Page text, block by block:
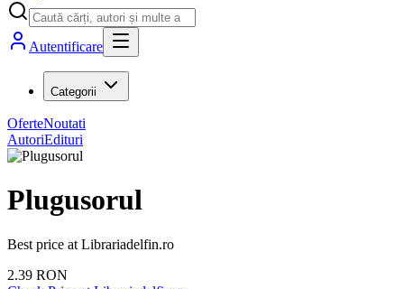
Autentificare
Categorii
OferteNoutati
AutoriEdituri
Plugusorul
Best price at Librariadelfin.ro
2.39 RON